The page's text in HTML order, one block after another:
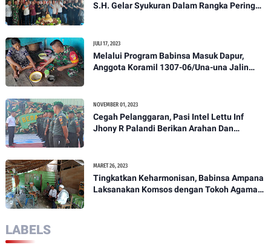
S.H. Gelar Syukuran Dalam Rangka Peringati
JULI 17, 2023
Melalui Program Babinsa Masuk Dapur,
Anggota Koramil 1307-06/Una-una Jalin
NOVEMBER 01, 2023
Cegah Pelanggaran, Pasi Intel Lettu Inf
Jhony R Palandi Berikan Arahan Dan
MARET 26, 2023
Tingkatkan Keharmonisan, Babinsa Ampana
Laksanakan Komsos dengan Tokoh Agama
LABELS